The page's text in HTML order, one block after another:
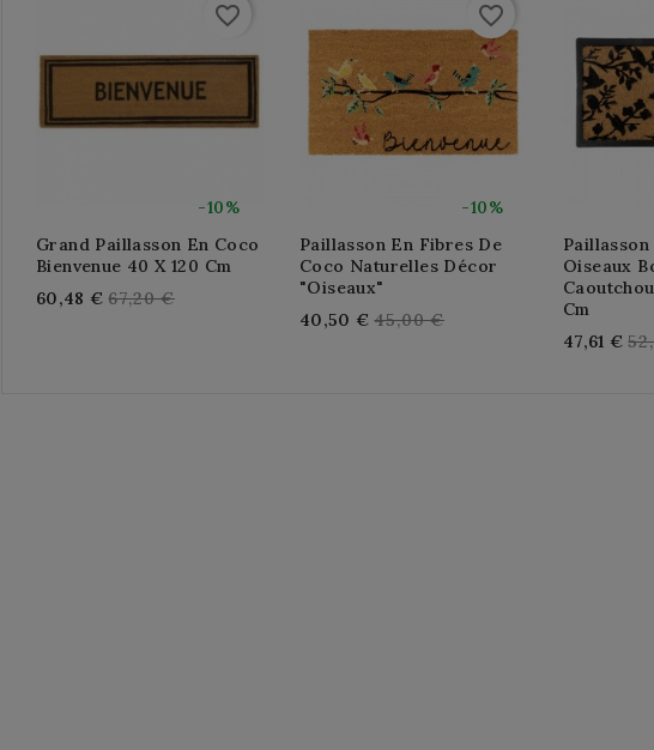
-10%
favorite_border
Grand Paillasson En Coco
Bienvenue 40 X 120 Cm
60,48 € Regular
67,20 €
-10%
favorite_border
Paillasson En Fibres De
Coco Naturelles Décor
"oiseaux"
40,50 € Regular
45,00 €
Oiseaux
Cm
47,61 €